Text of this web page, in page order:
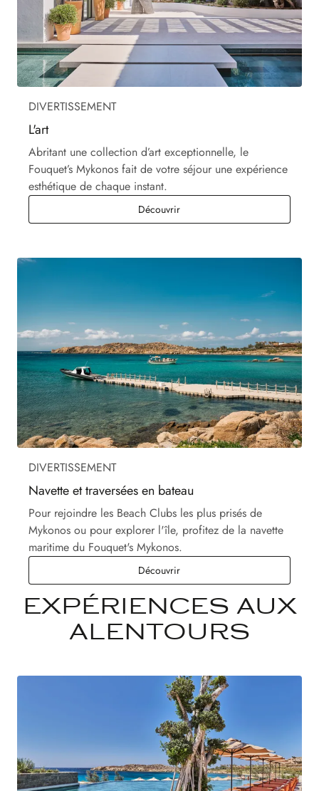
DIVERTISSEMENT
L'art
Abritant une collection d’art exceptionnelle, le
Fouquet’s Mykonos fait de votre séjour une expérience
esthétique de chaque instant.
DécouvrirL'art
DIVERTISSEMENT
Navette et traversées en bateau
Pour rejoindre les Beach Clubs les plus prisés de
Mykonos ou pour explorer l'île, profitez de la navette
maritime du Fouquet's Mykonos.
DécouvrirNavette et traversées en bateau
EXPÉRIENCES AUX
ALENTOURS